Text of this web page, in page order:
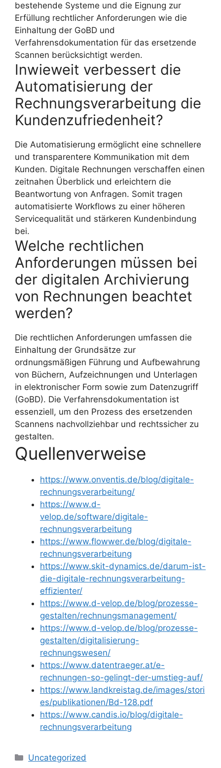
bestehende Systeme und die Eignung zur
Erfüllung rechtlicher Anforderungen wie die
Einhaltung der GoBD und
Verfahrensdokumentation für das ersetzende
Scannen berücksichtigt werden.
Inwieweit verbessert die
Automatisierung der
Rechnungsverarbeitung die
Kundenzufriedenheit?
Die Automatisierung ermöglicht eine schnellere
und transparentere Kommunikation mit dem
Kunden. Digitale Rechnungen verschaffen einen
zeitnahen Überblick und erleichtern die
Beantwortung von Anfragen. Somit tragen
automatisierte Workflows zu einer höheren
Servicequalität und stärkeren Kundenbindung
bei.
Welche rechtlichen
Anforderungen müssen bei
der digitalen Archivierung
von Rechnungen beachtet
werden?
Die rechtlichen Anforderungen umfassen die
Einhaltung der Grundsätze zur
ordnungsmäßigen Führung und Aufbewahrung
von Büchern, Aufzeichnungen und Unterlagen
in elektronischer Form sowie zum Datenzugriff
(GoBD). Die Verfahrensdokumentation ist
essenziell, um den Prozess des ersetzenden
Scannens nachvollziehbar und rechtssicher zu
gestalten.
Quellenverweise
https://www.onventis.de/blog/digitale-
rechnungsverarbeitung/
https://www.d-
velop.de/software/digitale-
rechnungsverarbeitung
https://www.flowwer.de/blog/digitale-
rechnungsverarbeitung
https://www.skit-dynamics.de/darum-ist-
die-digitale-rechnungsverarbeitung-
effizienter/
https://www.d-velop.de/blog/prozesse-
gestalten/rechnungsmanagement/
https://www.d-velop.de/blog/prozesse-
gestalten/digitalisierung-
rechnungswesen/
https://www.datentraeger.at/e-
rechnungen-so-gelingt-der-umstieg-auf/
https://www.landkreistag.de/images/stori
es/publikationen/Bd-128.pdf
https://www.candis.io/blog/digitale-
rechnungsverarbeitung
Kategorien
Uncategorized